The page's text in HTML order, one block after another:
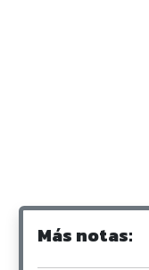
Más notas: